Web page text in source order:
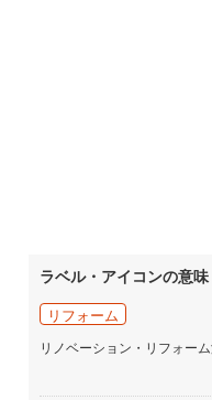
ラベル・アイコンの意味
リフォーム
リノベーション・リフォー